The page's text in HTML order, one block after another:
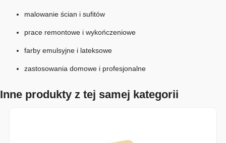
malowanie ścian i sufitów
prace remontowe i wykończeniowe
farby emulsyjne i lateksowe
zastosowania domowe i profesjonalne
Inne produkty z tej samej kategorii